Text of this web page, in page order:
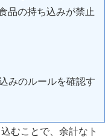
品の持ち込みが禁止
みのルールを確認す
むことで、余計なト